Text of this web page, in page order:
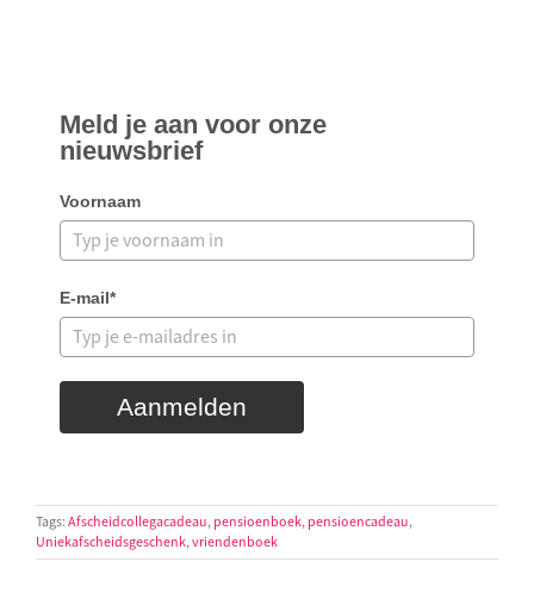
Meld je aan voor onze
nieuwsbrief
Voornaam
E-mail*
Aanmelden
Tags:Afscheidcollegacadeau,pensioenboek,pensioencadeau,
Uniekafscheidsgeschenk,vriendenboek